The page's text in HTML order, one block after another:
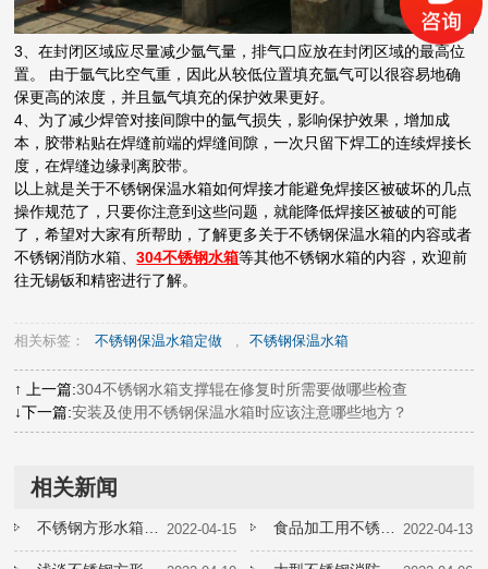
3、在封闭区域应尽量减少氩气量，排气口应放在封闭区域的最高位
置。 由于氩气比空气重，因此从较低位置填充氩气可以很容易地确
保更高的浓度，并且氩气填充的保护效果更好。
4、为了减少焊管对接间隙中的氩气损失，影响保护效果，增加成
本，胶带粘贴在焊缝前端的焊缝间隙，一次只留下焊工的连续焊接长
度，在焊缝边缘剥离胶带。
以上就是关于不锈钢保温水箱如何焊接才能避免焊接区被破坏的几点
操作规范了，只要你注意到这些问题，就能降低焊接区被破的可能
了，希望对大家有所帮助，了解更多关于不锈钢保温水箱的内容或者
不锈钢消防水箱、304不锈钢水箱等其他不锈钢水箱的内容，欢迎前
往无锡钣和精密进行了解。
相关标签： 不锈钢保温水箱定做 , 不锈钢保温水箱
↑ 上一篇:304不锈钢水箱支撑辊在修复时所需要做哪些检查
↓下一篇:安装及使用不锈钢保温水箱时应该注意哪些地方？
相关新闻
2022-04-15 2022-04-13